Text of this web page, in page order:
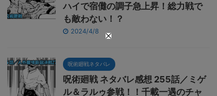
ハイで宿儺の調子急上昇！総力戦で
も敵わない！？
2024/4/8
呪術廻戦ネタバレ
呪術廻戦 ネタバレ感想 255話／ミゲ
ル＆ラルゥ参戦！！千載一遇のチャ